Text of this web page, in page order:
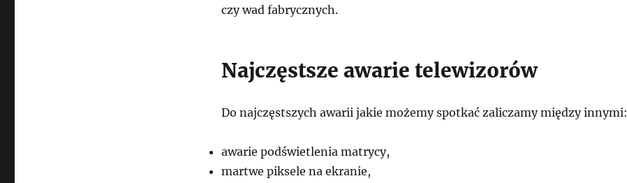
czy wad fabrycznych.
Najczęstsze awarie telewizorów
Do najczęstszych awarii jakie możemy spotkać zaliczamy między innymi:
awarie podświetlenia matrycy,
martwe piksele na ekranie,